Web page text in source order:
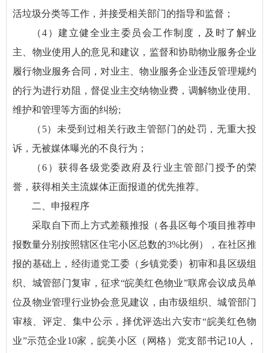
活垃圾分类等工作，并接受相关部门的指导和监督；
（4）建立健全业主委员会工作制度，及时了解业
主、物业使用人的意见和建议，监督和协助物业服务企业
履行物业服务合同，对业主、物业服务企业违反管理规约
的行为进行劝阻，督促业主交纳物业费，调解物业使用、
维护和管理等方面的纠纷;
（5）未受到过相关行政主管部门的处罚，无重大投
诉，无被媒体曝光的不良行为；
（6）获得各级党委政府及行业主管部门授予的荣
誉，获得相关主流媒体正面报道的优先推荐。
二、申报程序
采取自下而上方式差额推报（各县区每个项目推荐申
报数量分别按照辖区住宅小区总数的3%比例），在社区推
报的基础上，经街道党工委（乡镇党委）初审和县区级组
织、城管部门复审，征求“皖美红色物业”联席会议成员单
位及物业管理行业协会意见建议，由市级组织、城管部门
审核、评定、集中公示，择优评选出六安市“皖美红色物
业”示范企业10家，皖美小区（网格）党支部书记10人，